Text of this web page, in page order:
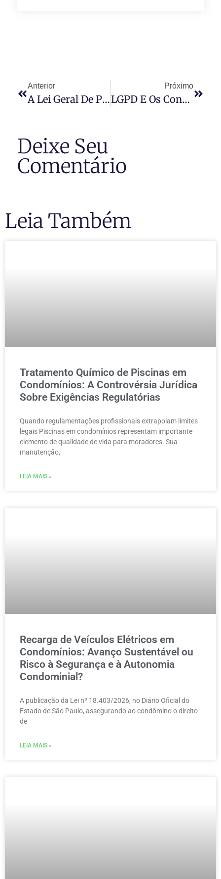
Anterior
A Lei Geral De Proteção De Dados E Seus Reflexos Para Os Condomínios Edilícios E Empresas Terceirizadas Da Área
Próximo
LGPD E Os Condomínios
Deixe Seu
Comentário
Leia Também
Tratamento Químico de Piscinas em
Condomínios: A Controvérsia Jurídica
Sobre Exigências Regulatórias
Quando regulamentações profissionais extrapolam limites
legais Piscinas em condomínios representam importante
elemento de qualidade de vida para moradores. Sua
manutenção,
LEIA MAIS »
Recarga de Veículos Elétricos em
Condomínios: Avanço Sustentável ou
Risco à Segurança e à Autonomia
Condominial?
A publicação da Lei nº 18.403/2026, no Diário Oficial do
Estado de São Paulo, assegurando ao condômino o direito
de
LEIA MAIS »